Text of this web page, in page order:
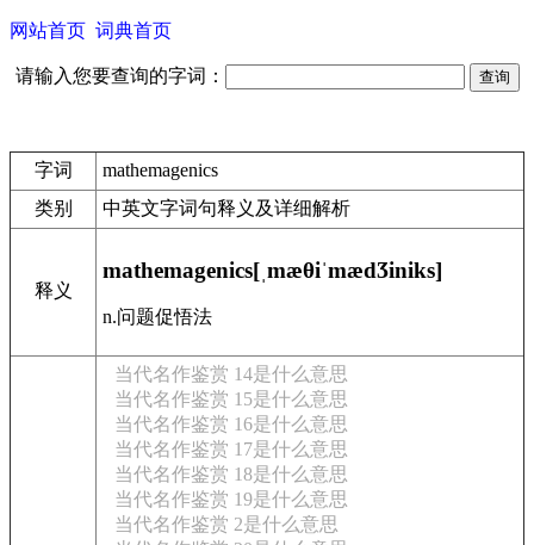
网站首页 词典首页
请输入您要查询的字词：
字词
mathemagenics
类别
中英文字词句释义及详细解析
释义
mathemagenics[ˌmæθiˈmædӠiniks]
n.问题促悟法
当代名作鉴赏 14是什么意思
当代名作鉴赏 15是什么意思
当代名作鉴赏 16是什么意思
当代名作鉴赏 17是什么意思
当代名作鉴赏 18是什么意思
当代名作鉴赏 19是什么意思
当代名作鉴赏 2是什么意思